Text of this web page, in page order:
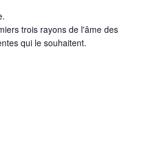
trois rayons de l'âme des
qui le souhaitent.